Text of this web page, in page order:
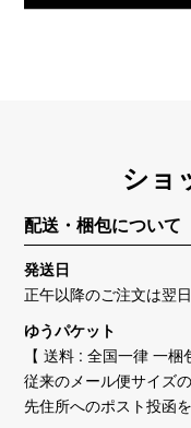
ショ
配送・梱包について
発送日
正午以降のご注文は翌
ゆうパケット
【 送料 : 全国一律 一梱
従来のメール便サイズ
先住所へのポスト投函